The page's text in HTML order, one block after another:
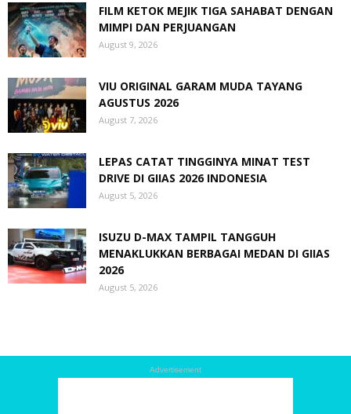
FILM KETOK MEJIK TIGA SAHABAT DENGAN
MIMPI DAN PERJUANGAN
August 9, 2026
VIU ORIGINAL GARAM MUDA TAYANG
AGUSTUS 2026
August 7, 2026
LEPAS CATAT TINGGINYA MINAT TEST
DRIVE DI GIIAS 2026 INDONESIA
August 5, 2026
ISUZU D-MAX TAMPIL TANGGUH
MENAKLUKKAN BERBAGAI MEDAN DI GIIAS
2026
August 5, 2026
Advertisement